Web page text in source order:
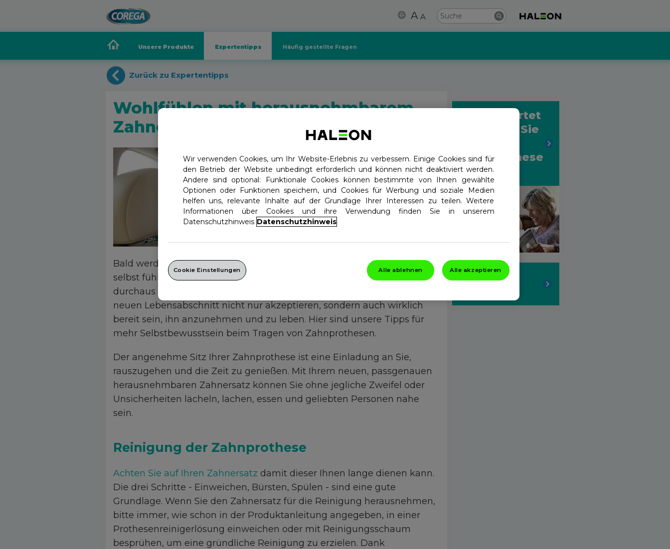
A A
Unsere Produkte Expertentipps Häufig gestellte Fragen
Zurück zu Expertentipps
Wohlfühlen mit herausnehmbarem
Zahnersatz
Bald werden Sie sich mit Ihrer neuen Zahnprothese wieder wie Sie
selbst fühlen. Es braucht manchmal jedoch etwas Zeit und dies ist
durchaus normal. Mit ein wenig Erfahrung werden Sie bald diesen
neuen Lebensabschnitt nicht nur akzeptieren, sondern auch wirklich
bereit sein, ihn anzunehmen und zu leben. Hier sind unsere Tipps für
mehr Selbstbewusstsein beim Tragen von Zahnprothesen.
Der angenehme Sitz Ihrer Zahnprothese ist eine Einladung an Sie,
rauszugehen und die Zeit zu genießen. Mit Ihrem neuen, passgenauen
herausnehmbaren Zahnersatz können Sie ohne jegliche Zweifel oder
Unsicherheiten lächeln, lachen, essen und geliebten Personen nahe
sein.
Reinigung der Zahnprothese
Achten Sie auf Ihren Zahnersatz damit dieser Ihnen lange dienen kann.
Die drei Schritte - Einweichen, Bürsten, Spülen - sind eine gute
Grundlage. Wenn Sie den Zahnersatz für die Reinigung herausnehmen,
bitte immer, wie schon in der Produktanleitung angegeben, in einer
Prothesenreinigerlösung einweichen oder mit Reinigungsschaum
besprühen, um eine gründliche Reinigung zu erzielen. Dank
Was erwartet
Sie, wenn Sie
Zahnprothese
erhalten?
Unser
Wir verwenden Cookies, um Ihr Website-Erlebnis zu verbessern. Einige Cookies sind für
den Betrieb der Website unbedingt erforderlich und können nicht deaktiviert werden.
Andere sind optional: Funktionale Cookies können bestimmte von Ihnen gewählte
Optionen oder Funktionen speichern, und Cookies für Werbung und soziale Medien
helfen uns, relevante Inhalte auf der Grundlage Ihrer Interessen zu teilen. Weitere
Informationen über Cookies und ihre Verwendung finden Sie in unserem
Datenschutzhinweis Datenschutzhinweis
Alle ablehnen Alle akzeptieren
Cookie Einstellungen